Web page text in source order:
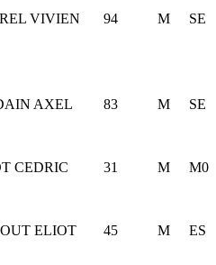
VIVIEN 94 M SE
AXEL 83 M SE
CEDRIC 31 M M0
ELIOT 45 M ES